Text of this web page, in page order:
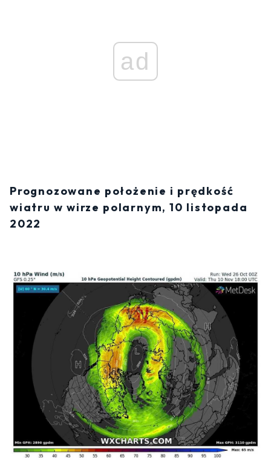
ad
Prognozowane położenie i prędkość
wiatru w wirze polarnym, 10 listopada
2022